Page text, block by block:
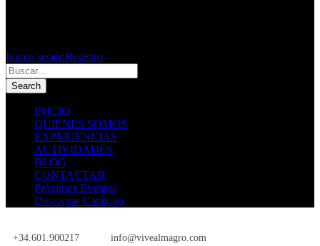
Iniciar sesiónRegistro
INICIO
QUIENES SOMOS
EXPERIENCIAS
ACTIVIDADES
BLOG
CONTACTAR
Próximos Eventos
Descargar Catálogo
+34.601.900217
info@vivealmagro.com